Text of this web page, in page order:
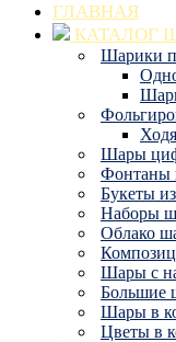
ГЛАВНАЯ
КАТАЛОГ
Шарики
Шары
Фонтаны
Букеты
Наборы
Облако
Шары с
Большие
Шары в
Цветы в